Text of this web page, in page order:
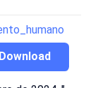
Download